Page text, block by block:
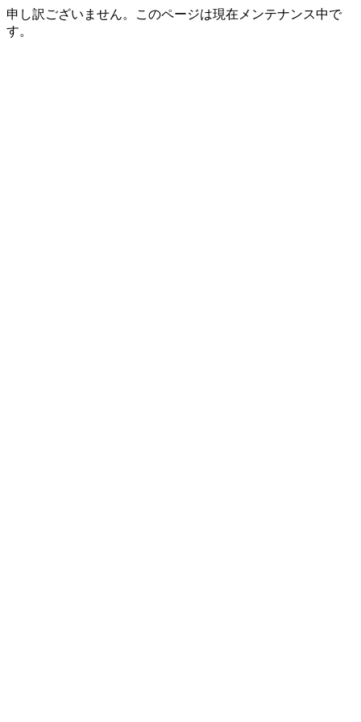
申し訳ございません。このページは現在メンテナンス中で
す。